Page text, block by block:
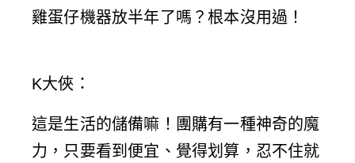
雞蛋仔機器放半年了嗎？根本沒用過！
K大俠 ：
這是生活的儲備嘛！團購有一種神奇的魔
力，只要看到便宜、覺得划算，忍不住就